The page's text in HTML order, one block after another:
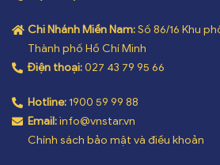
Chi Nhánh Miền Nam:Số 86/16 Khu
Thành phố Hồ Chí Minh
Điện thoại:027 43 79 95 66
Hotline:1900 59 99 88
Email:info@vnstar.vn
Chính sách bảo mật và điều khoản